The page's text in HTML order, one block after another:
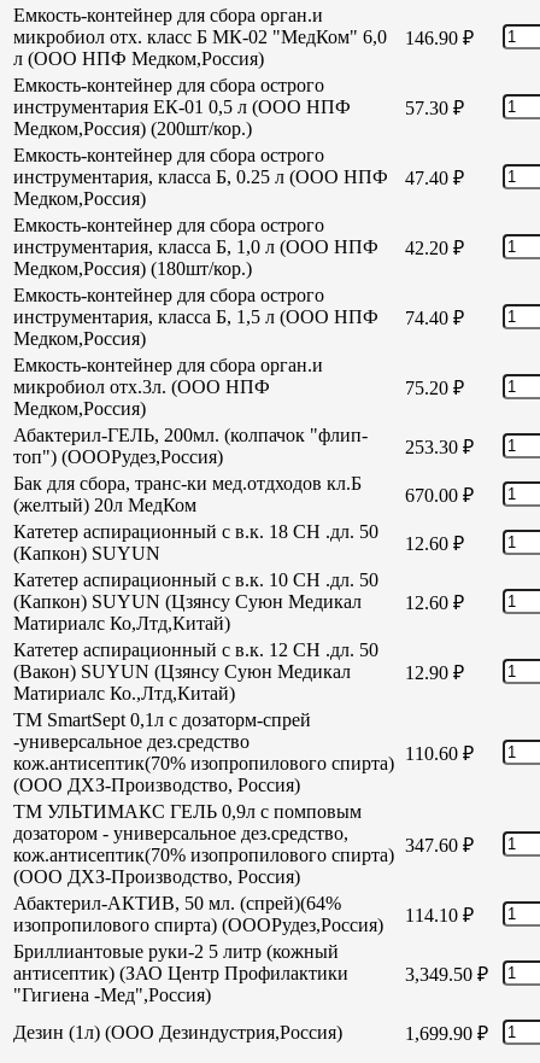
Емкость-контейнер для сбора орган.и
микробиол отх. класс Б МК-02 "МедКом" 6,0
л (ООО НПФ Медком,Россия)
146.90 ₽
Емкость-контейнер для сбора острого
инструментария ЕК-01 0,5 л (ООО НПФ
Медком,Россия) (200шт/кор.)
57.30 ₽
Емкость-контейнер для сбора острого
инструментария, класса Б, 0.25 л (ООО НПФ
Медком,Россия)
47.40 ₽
Емкость-контейнер для сбора острого
инструментария, класса Б, 1,0 л (ООО НПФ
Медком,Россия) (180шт/кор.)
42.20 ₽
Емкость-контейнер для сбора острого
инструментария, класса Б, 1,5 л (ООО НПФ
Медком,Россия)
74.40 ₽
Емкость-контейнер для сбора орган.и
микробиол отх.3л. (ООО НПФ
Медком,Россия)
75.20 ₽
Абактерил-ГЕЛЬ, 200мл. (колпачок "флип-
топ") (ОООРудез,Россия)
253.30 ₽
Бак для сбора, транс-ки мед.отдходов кл.Б
(желтый) 20л МедКом
670.00 ₽
Катетер аспирационный с в.к. 18 СН .дл. 50
(Капкон) SUYUN
12.60 ₽
Катетер аспирационный с в.к. 10 СН .дл. 50
(Капкон) SUYUN (Цзянсу Суюн Медикал
Матириалс Ко,Лтд,Китай)
12.60 ₽
Катетер аспирационный с в.к. 12 СН .дл. 50
(Вакон) SUYUN (Цзянсу Суюн Медикал
Матириалс Ко.,Лтд,Китай)
12.90 ₽
TM SmartSept 0,1л с дозаторм-спрей
-универсальное дез.средство
кож.антисептик(70% изопропилового спирта)
(ООО ДХЗ-Производство, Россия)
110.60 ₽
TM УЛЬТИМАКС ГЕЛЬ 0,9л с помповым
дозатором - универсальное дез.средство,
кож.антисептик(70% изопропилового спирта)
(ООО ДХЗ-Производство, Россия)
347.60 ₽
Абактерил-АКТИВ, 50 мл. (спрей)(64%
изопропилового спирта) (ОООРудез,Россия)
114.10 ₽
Бриллиантовые руки-2 5 литр (кожный
антисептик) (ЗАО Центр Профилактики
"Гигиена -Мед",Россия)
3,349.50 ₽
Дезин (1л) (ООО Дезиндустрия,Россия) 1,699.90 ₽